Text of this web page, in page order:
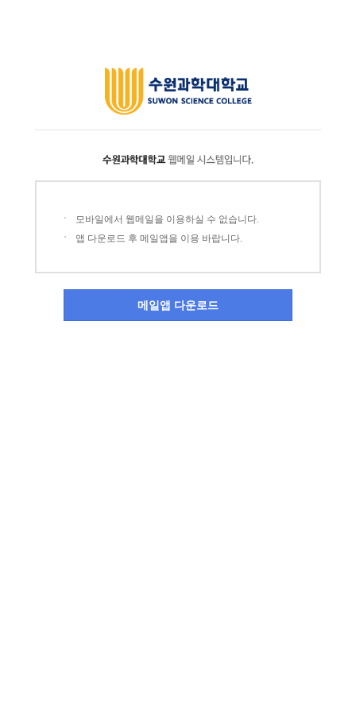
모바일에서 웹메일을 이용하실 수 없습니다.
앱 다운로드 후 메일앱을 이용 바랍니다.
메일앱 다운로드